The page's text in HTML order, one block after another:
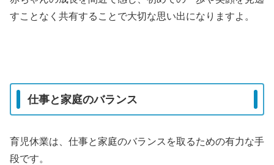
すことなく共有することで大切な思い出になりますよ。
仕事と家庭のバランス
育児休業は、仕事と家庭のバランスを取るための有力な手
段です。